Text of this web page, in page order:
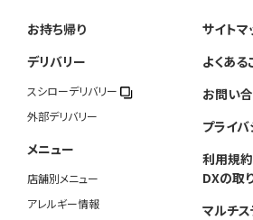
お持ち帰り
デリバリー
スシローデリバリー
外部デリバリー
メニュー
店舗別メニュー
アレルギー情報
サイトマ
よくある
お問い
プライ
利用規約
DXの取
マルチ